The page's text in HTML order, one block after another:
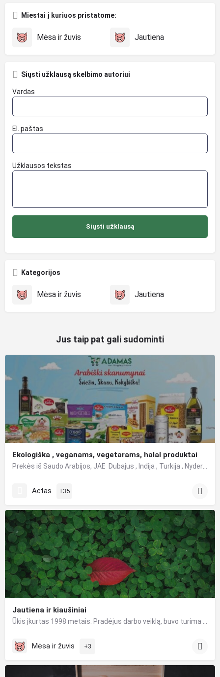
Miestai į kuriuos pristatome:
Mėsa ir žuvis Jautiena
Siųsti užklausą skelbimo autoriui
Vardas
El. paštas
Užklausos tekstas
Kategorijos
Mėsa ir žuvis Jautiena
Jus taip pat gali sudominti
Ekologiška , veganams, vegetarams, halal produktai
Actas +35
Jautiena ir kiaušiniai
Mėsa ir žuvis +3